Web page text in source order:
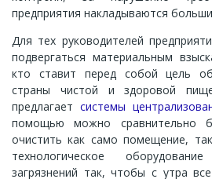
предприятия накладываются
Для тех руководителей
подвергаться материальным
кто ставит перед собой цель
страны чистой и здоровой
предлагает системы
помощью можно сравнительно
очистить как само помещение,
технологическое
загрязнений так, чтобы с утра